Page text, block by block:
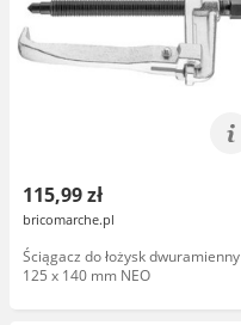
115,99 zł
bricomarche.pl
Ściągacz do łożysk dwuramienny
125 x 140 mm NEO